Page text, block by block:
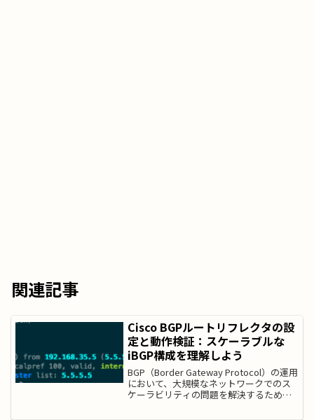
関連記事
Cisco BGPルートリフレクタの設
定と動作検証：スケーラブルな
iBGP構成を理解しよう
BGP（Border Gateway Protocol）の運用
において、大規模なネットワークでのス
ケーラビリティの問題を解決するために